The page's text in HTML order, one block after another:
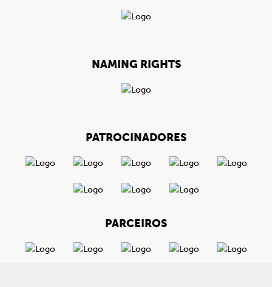
NAMING RIGHTS
PATROCINADORES
PARCEIROS